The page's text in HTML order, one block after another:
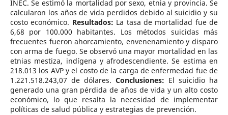
INEC. Se estimó la mortalidad por sexo, etnia y provincia. Se
calcularon los años de vida perdidos debido al suicidio y su
costo económico. Resultados: La tasa de mortalidad fue de
6,68 por 100.000 habitantes. Los métodos suicidas más
frecuentes fueron ahorcamiento, envenenamiento y disparo
con arma de fuego. Se observó una mayor mortalidad en las
etnias mestiza, indígena y afrodescendiente. Se estima en
218.013 los AVP y el costo de la carga de enfermedad fue de
1.221.518.243,07 de dólares. Conclusiones: El suicidio ha
generado una gran pérdida de años de vida y un alto costo
económico, lo que resalta la necesidad de implementar
políticas de salud pública y estrategias de prevención.